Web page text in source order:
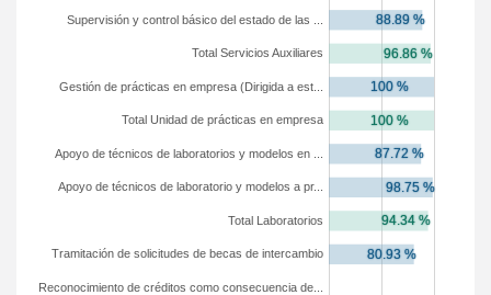
Reconocimiento de créditos como consecuencia de...
Tramitación de solicitudes de becas de intercambio
Total Laboratorios
Apoyo de técnicos de laboratorio y modelos a pr...
Apoyo de técnicos de laboratorios y modelos en ...
Total Unidad de prácticas en empresa
Gestión de prácticas en empresa (Dirigida a est...
Total Servicios Auxiliares
Supervisión y control básico del estado de las ...